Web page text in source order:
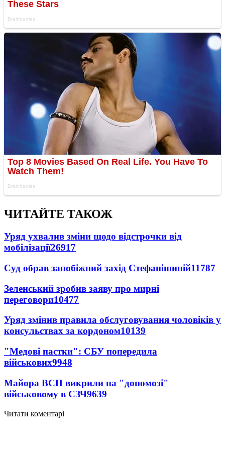
ЧИТАЙТЕ ТАКОЖ
Уряд ухвалив зміни щодо відстрочки від
мобілізації26917
Суд обрав запобіжний захід Стефанішиній11787
Зеленський зробив заяву про мирні
переговори10477
Уряд змінив правила обслуговування чоловіків у
консульствах за кордоном10139
"Медові пастки": СБУ попередила
військових9948
Майора ВСП викрили на "допомозі"
військовому в СЗЧ9639
Читати коментарі